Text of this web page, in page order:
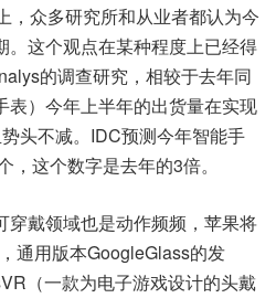
众多研究所和从业者都认为今
。这个观点在某种程度上已经得
的调查研究，相较于去年同
表）今年上半年的出货量在实现
头不减。IDC预测今年智能手
这个数字是去年的3倍。
穿戴领域也是动作频频，苹果将
通用版本GoogleGlass的发
（一款为电子游戏设计的头戴